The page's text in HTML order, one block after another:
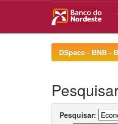
DSpace - BNB -
Pesquisar: